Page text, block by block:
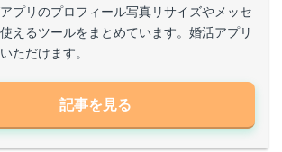
プリのプロフィール写真リサイズやメッセ
えるツールをまとめています。婚活アプリ
ただけます。
記事を見る